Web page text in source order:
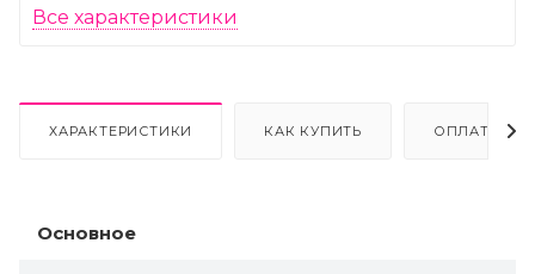
Все характеристики
ХАРАКТЕРИСТИКИ КАК КУПИТЬ ОПЛАТА
Основное